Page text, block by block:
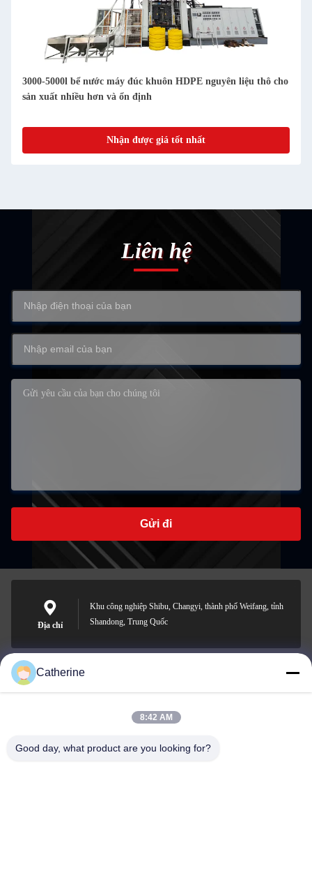
3000-5000l bể nước máy đúc khuôn HDPE nguyên liệu thô cho
sản xuất nhiều hơn và ổn định
Nhận được giá tốt nhất
Liên hệ
Gửi đi
Địa chỉ
Khu công nghiệp Shibu, Changyi, thành phố Weifang, tỉnh
Shandong, Trung Quốc
padraic@huayumachine.cn
Catherine
8:42 AM
Good day, what product are you looking for?